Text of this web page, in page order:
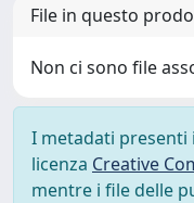
File in questo
Non ci sono file
I metadati presenti
licenza Creative
mentre i file delle